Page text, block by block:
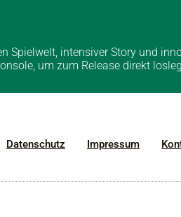
Spielwelt, intensiver Story und
um zum Release direkt
Datenschutz Impressum